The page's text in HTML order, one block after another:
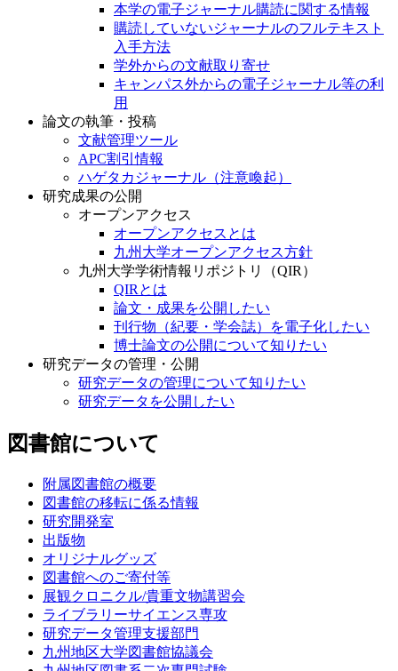
本学の電子ジャーナル購読に関する情報
購読していないジャーナルのフルテキスト
入手方法
学外からの文献取り寄せ
キャンパス外からの電子ジャーナル等の利
用
論文の執筆・投稿
文献管理ツール
APC割引情報
ハゲタカジャーナル（注意喚起）
研究成果の公開
オープンアクセス
オープンアクセスとは
九州大学オープンアクセス方針
九州大学学術情報リポジトリ（QIR）
QIRとは
論文・成果を公開したい
刊行物（紀要・学会誌）を電子化したい
博士論文の公開について知りたい
研究データの管理・公開
研究データの管理について知りたい
研究データを公開したい
図書館について
附属図書館の概要
図書館の移転に係る情報
研究開発室
出版物
オリジナルグッズ
図書館へのご寄付等
展観クロニクル/貴重文物講習会
ライブラリーサイエンス専攻
研究データ管理支援部門
九州地区大学図書館協議会